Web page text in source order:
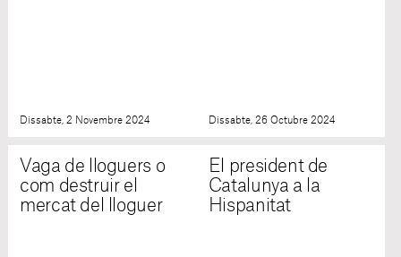
Dissabte, 2 Novembre 2024 Dissabte, 26 Octubre 2024
Vaga de lloguers o
com destruir el
mercat del lloguer
El president de
Catalunya a la
Hispanitat